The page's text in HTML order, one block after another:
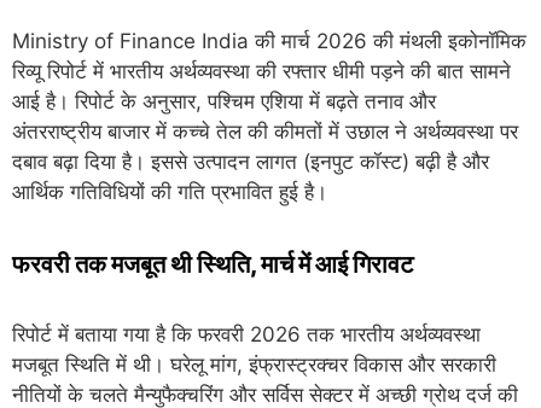
Ministry of Finance India की मार्च 2026 की मंथली इकोनॉमिक
रिव्यू रिपोर्ट में भारतीय अर्थव्यवस्था की रफ्तार धीमी पड़ने की बात सामने
आई है। रिपोर्ट के अनुसार, पश्चिम एशिया में बढ़ते तनाव और
अंतरराष्ट्रीय बाजार में कच्चे तेल की कीमतों में उछाल ने अर्थव्यवस्था पर
दबाव बढ़ा दिया है। इससे उत्पादन लागत (इनपुट कॉस्ट) बढ़ी है और
आर्थिक गतिविधियों की गति प्रभावित हुई है।
फरवरी तक मजबूत थी स्थिति, मार्च में आई गिरावट
रिपोर्ट में बताया गया है कि फरवरी 2026 तक भारतीय अर्थव्यवस्था
मजबूत स्थिति में थी। घरेलू मांग, इंफ्रास्ट्रक्चर विकास और सरकारी
नीतियों के चलते मैन्युफैक्चरिंग और सर्विस सेक्टर में अच्छी ग्रोथ दर्ज की